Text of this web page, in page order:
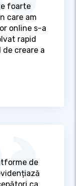
foarte
care am
online s-a
rapid
creare a
de